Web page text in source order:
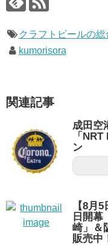
クラフトビールの
kumorisora
関連記事
成田空
「
ン
【8月
日開幕
崎」＆
販売中